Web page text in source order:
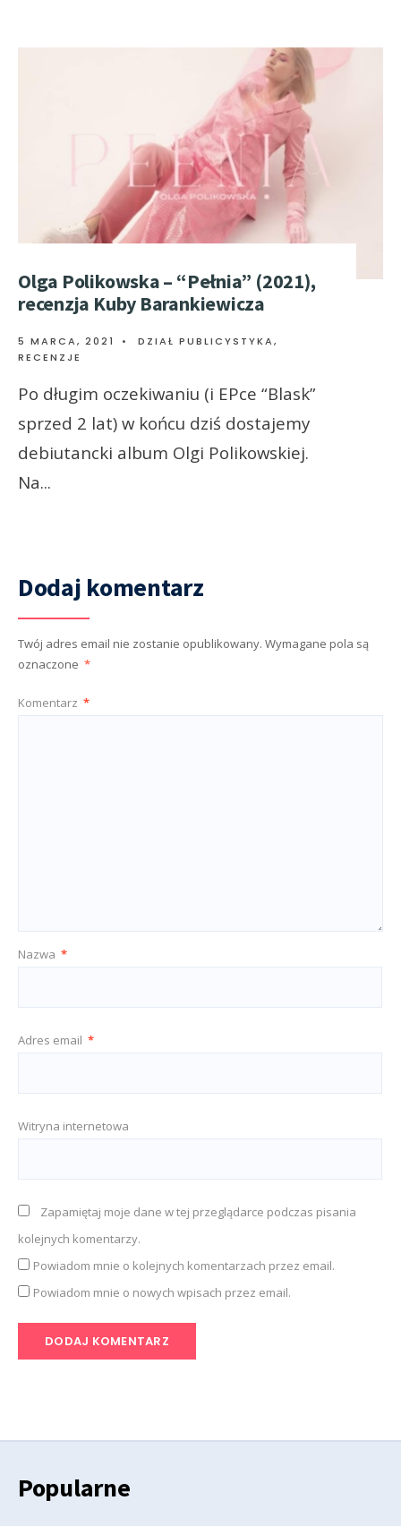
Olga Polikowska – “Pełnia” (2021),
recenzja Kuby Barankiewicza
5 MARCA, 2021 • DZIAŁ PUBLICYSTYKA,
RECENZJE
Po długim oczekiwaniu (i EPce “Blask”
sprzed 2 lat) w końcu dziś dostajemy
debiutancki album Olgi Polikowskiej.
Na...
Dodaj komentarz
Twój adres email nie zostanie opublikowany. Wymagane pola są
oznaczone *
Komentarz *
Nazwa *
Adres email *
Witryna internetowa
Zapamiętaj moje dane w tej przeglądarce podczas pisania
kolejnych komentarzy.
Powiadom mnie o kolejnych komentarzach przez email.
Powiadom mnie o nowych wpisach przez email.
Popularne